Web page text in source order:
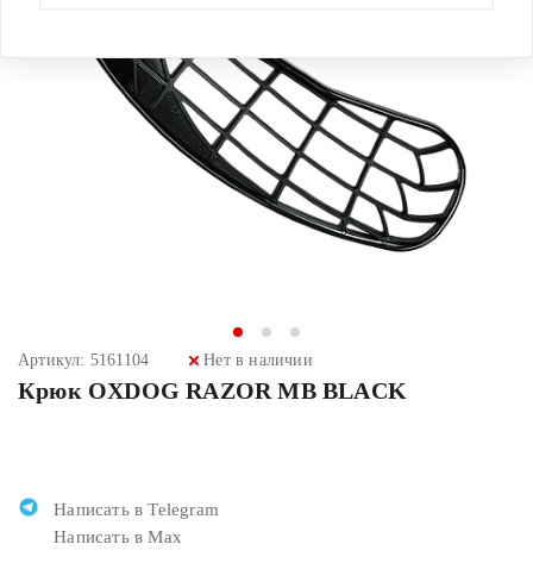
Артикул: 5161104 Нет в наличии
Крюк OXDOG RAZOR MB BLACK
Написать в Telegram
Написать в Max